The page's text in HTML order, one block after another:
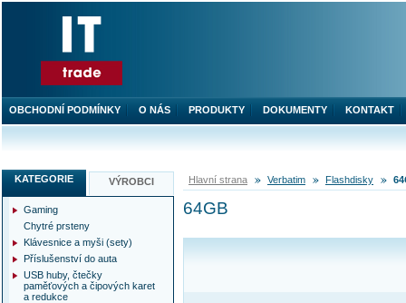
Hlavní strana Verbatim Flashdisky
64GB
KATEGORIE VÝROBCI
Gaming
Chytré prsteny
Klávesnice a myši (sety)
Příslušenství do auta
USB huby, čtečky
paměťových a čipových karet
a redukce
OBCHODNÍ PODMÍNKY O NÁS PRODUKTY DOKUMENTY KONTAKT